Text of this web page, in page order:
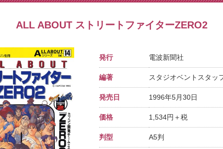
ALL ABOUT ストリートファイターZERO2
発行 電波新聞社
編著 スタジオベントスタッ
発売日 1996年5月30日
価格 1,534円＋税
判型 A5判